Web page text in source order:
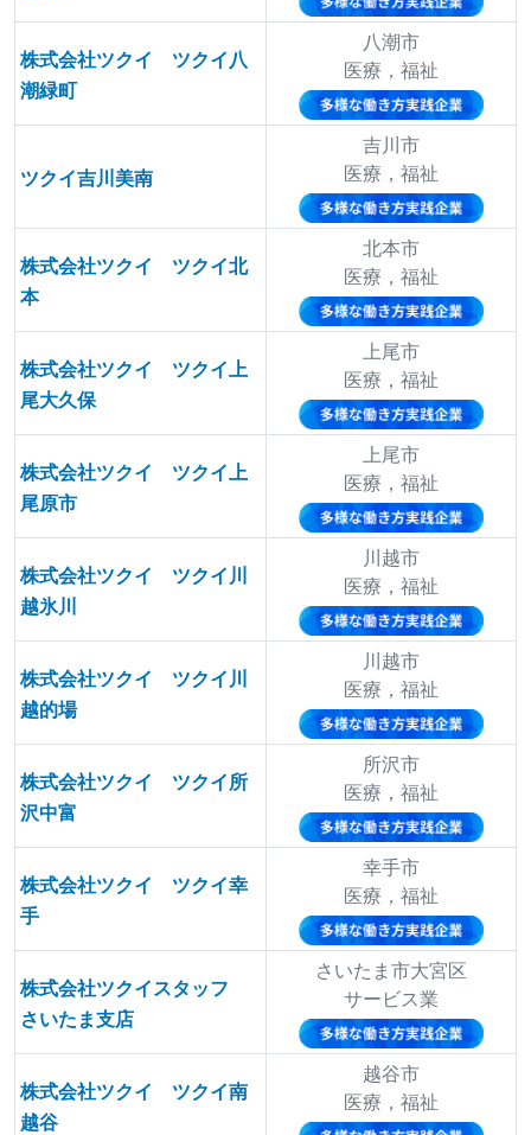
株式会社ツクイ ツクイ八
潮緑町
八潮市
医療，福祉
ツクイ吉川美南
吉川市
医療，福祉
株式会社ツクイ ツクイ北
本
北本市
医療，福祉
株式会社ツクイ ツクイ上
尾大久保
上尾市
医療，福祉
株式会社ツクイ ツクイ上
尾原市
上尾市
医療，福祉
株式会社ツクイ ツクイ川
越氷川
川越市
医療，福祉
株式会社ツクイ ツクイ川
越的場
川越市
医療，福祉
株式会社ツクイ ツクイ所
沢中富
所沢市
医療，福祉
株式会社ツクイ ツクイ幸
手
幸手市
医療，福祉
株式会社ツクイスタッフ
さいたま支店
さいたま市大宮区
サービス業
株式会社ツクイ ツクイ南
越谷
越谷市
医療，福祉